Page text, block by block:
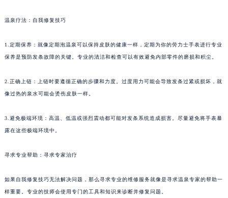
温泉疗法：自我修复技巧
1.定期保养：就像定期泡温泉可以保持皮肤的健康一样，定期为你的劳力士手表进行专业
保养是预防发条故障的关键。专业的清洁和检查可以有效避免内部零件的磨损和积尘。
2.正确上链：上链时要遵循正确的步骤和力度。过度用力可能会导致发条过紧或损坏，就
像过热的泉水可能会烫伤皮肤一样。
3.避免极端环境：高温、低温或强烈震动都可能对发条系统造成损害。尽量避免将手表暴
露在这些极端环境中。
寻求专业帮助：寻求专家治疗
如果自我修复技巧无法解决问题，那么寻求专业的维修服务就像是寻求温泉专家的帮助一
样重要。专业的技师会使用专门的工具和知识来诊断并修复问题。